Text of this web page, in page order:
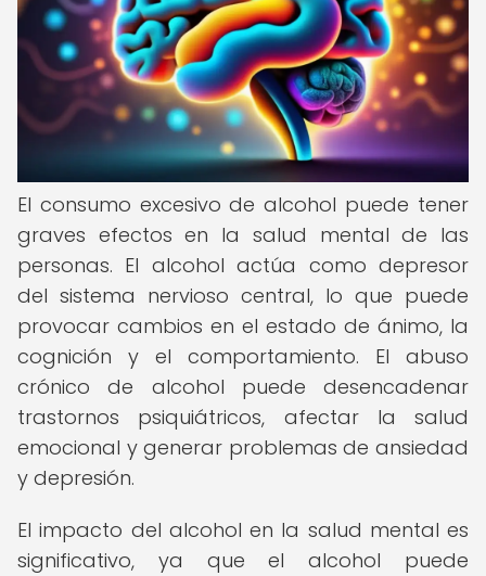
El consumo excesivo de alcohol puede tener
graves efectos en la salud mental de las
personas. El alcohol actúa como depresor
del sistema nervioso central, lo que puede
provocar cambios en el estado de ánimo, la
cognición y el comportamiento. El abuso
crónico de alcohol puede desencadenar
trastornos psiquiátricos, afectar la salud
emocional y generar problemas de ansiedad
y depresión.
El impacto del alcohol en la salud mental es
significativo, ya que el alcohol puede